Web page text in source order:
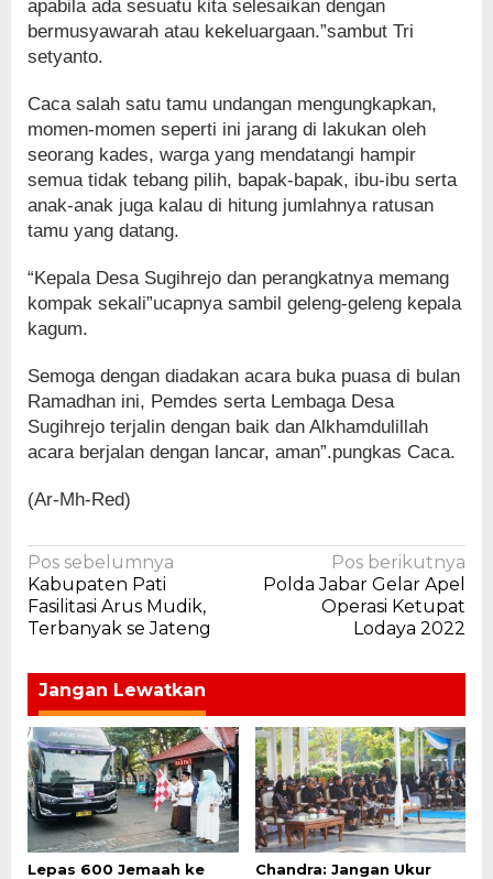
apabila ada sesuatu kita selesaikan dengan
bermusyawarah atau kekeluargaan.”sambut Tri
setyanto.
Caca salah satu tamu undangan mengungkapkan,
momen-momen seperti ini jarang di lakukan oleh
seorang kades, warga yang mendatangi hampir
semua tidak tebang pilih, bapak-bapak, ibu-ibu serta
anak-anak juga kalau di hitung jumlahnya ratusan
tamu yang datang.
“Kepala Desa Sugihrejo dan perangkatnya memang
kompak sekali”ucapnya sambil geleng-geleng kepala
kagum.
Semoga dengan diadakan acara buka puasa di bulan
Ramadhan ini, Pemdes serta Lembaga Desa
Sugihrejo terjalin dengan baik dan Alkhamdulillah
acara berjalan dengan lancar, aman”.pungkas Caca.
(Ar-Mh-Red)
Navigasi
pos
Pos sebelumnya
Kabupaten Pati
Fasilitasi Arus Mudik,
Terbanyak se Jateng
Pos berikutnya
Polda Jabar Gelar Apel
Operasi Ketupat
Lodaya 2022
Jangan Lewatkan
Lepas 600 Jemaah ke
Chandra: Jangan Ukur